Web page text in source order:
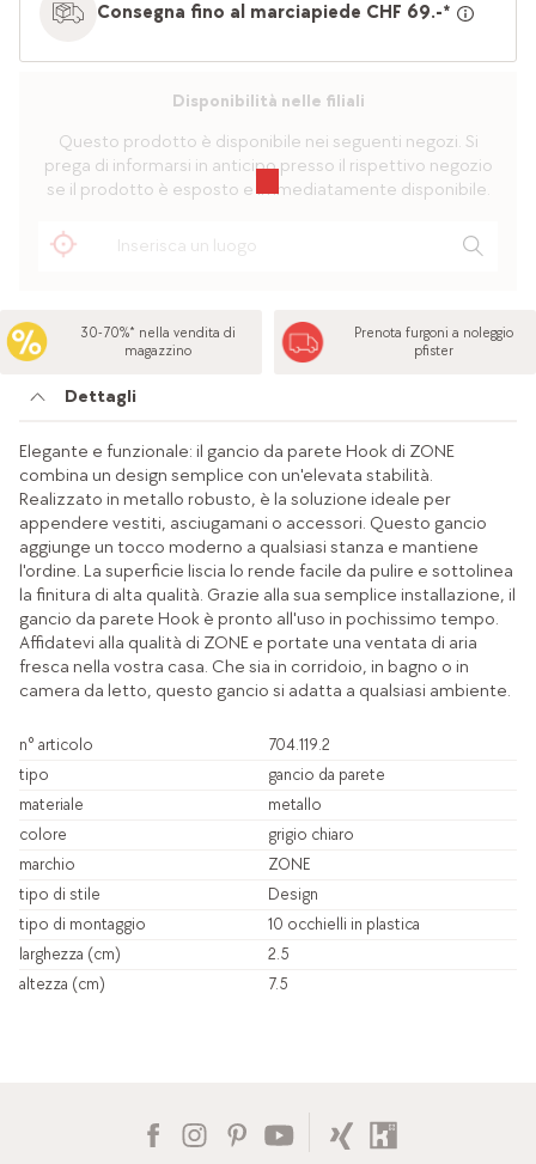
Consegna fino al marciapiede CHF 69.-*
Disponibilità nelle filiali
Questo prodotto è disponibile nei seguenti negozi. Si
prega di informarsi in anticipo presso il rispettivo negozio
se il prodotto è esposto e immediatamente disponibile.
30-70%* nella vendita di
magazzino
Prenota furgoni a noleggio
pfister
Dettagli
Elegante e funzionale: il gancio da parete Hook di ZONE
combina un design semplice con un'elevata stabilità.
Realizzato in metallo robusto, è la soluzione ideale per
appendere vestiti, asciugamani o accessori. Questo gancio
aggiunge un tocco moderno a qualsiasi stanza e mantiene
l'ordine. La superficie liscia lo rende facile da pulire e sottolinea
la finitura di alta qualità. Grazie alla sua semplice installazione, il
gancio da parete Hook è pronto all'uso in pochissimo tempo.
Affidatevi alla qualità di ZONE e portate una ventata di aria
fresca nella vostra casa. Che sia in corridoio, in bagno o in
camera da letto, questo gancio si adatta a qualsiasi ambiente.
n° articolo
704.119.2
tipo
gancio da parete
materiale
metallo
colore
grigio chiaro
marchio
ZONE
tipo di stile
Design
tipo di montaggio
10 occhielli in plastica
larghezza (cm)
2.5
altezza (cm)
7.5